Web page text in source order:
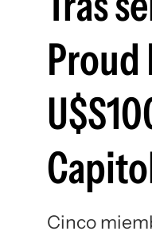
Proud
Cinco